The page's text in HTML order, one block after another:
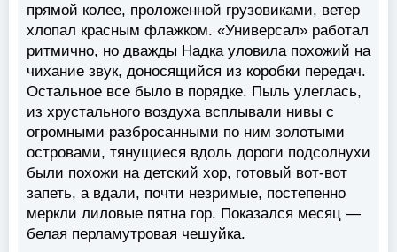
прямой колее, проложенной грузовиками, ветер
хлопал красным флажком. «Универсал» работал
ритмично, но дважды Надка уловила похожий на
чихание звук, доносящийся из коробки передач.
Остальное все было в порядке. Пыль улеглась,
из хрустального воздуха всплывали нивы с
огромными разбросанными по ним золотыми
островами, тянущиеся вдоль дороги подсолнухи
были похожи на детский хор, готовый вот-вот
запеть, а вдали, почти незримые, постепенно
меркли лиловые пятна гор. Показался месяц —
белая перламутровая чешуйка.